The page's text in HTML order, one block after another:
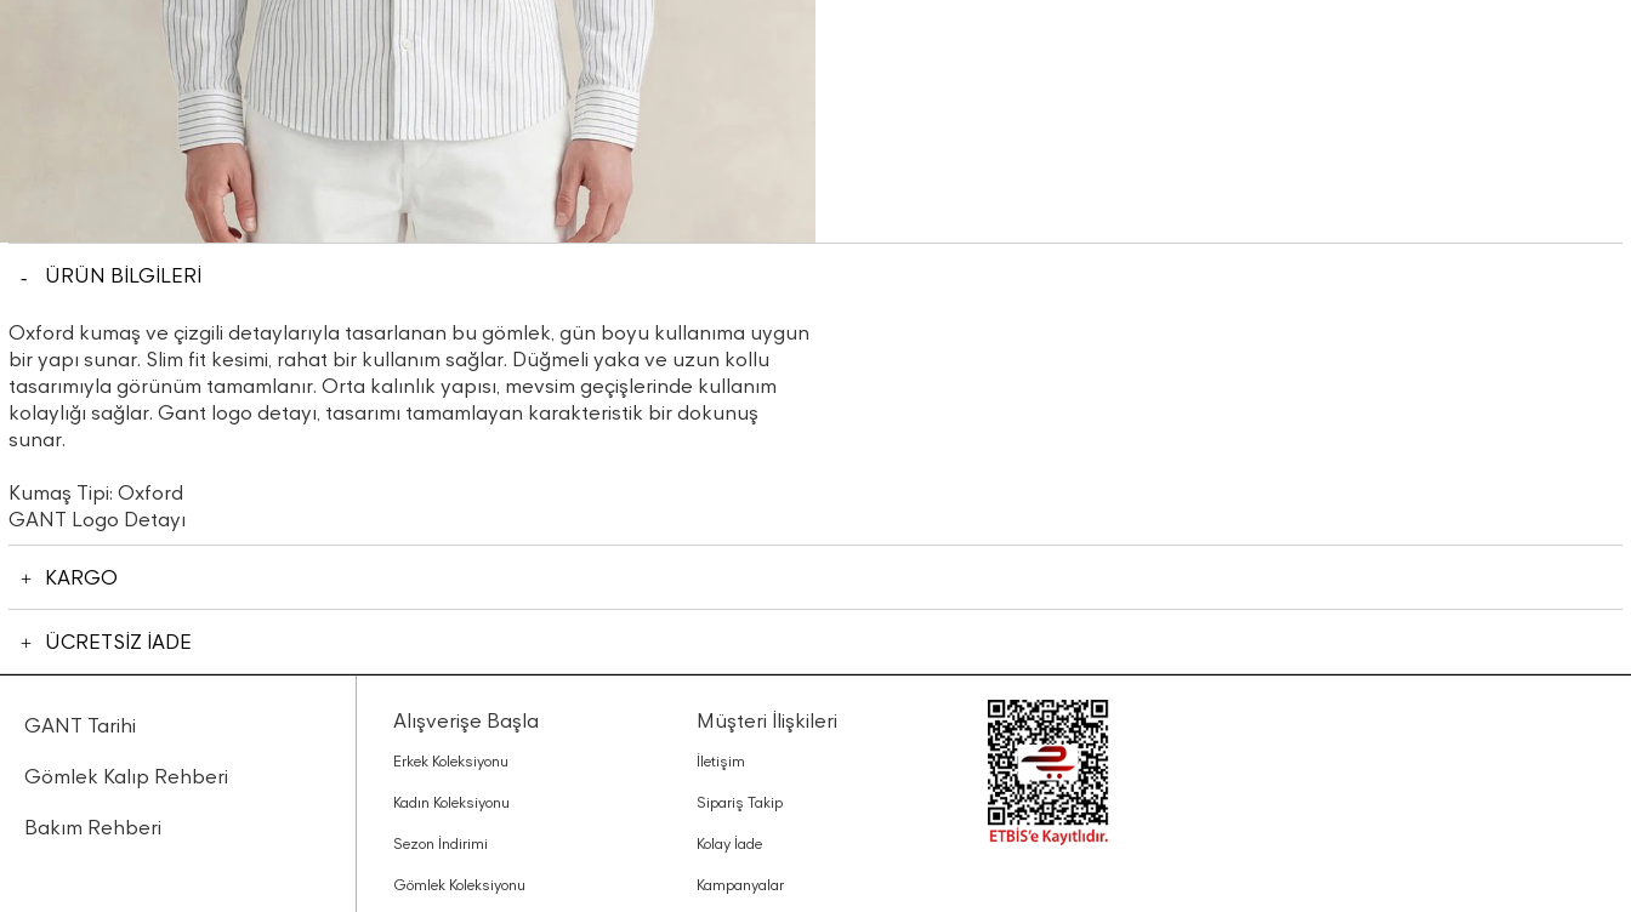
ÜRÜN BİLGİLERİ
Oxford kumaş ve çizgili detaylarıyla tasarlanan bu gömlek, gün boyu kullanıma uygun
bir yapı sunar. Slim fit kesimi, rahat bir kullanım sağlar. Düğmeli yaka ve uzun kollu
tasarımıyla görünüm tamamlanır. Orta kalınlık yapısı, mevsim geçişlerinde kullanım
kolaylığı sağlar. Gant logo detayı, tasarımı tamamlayan karakteristik bir dokunuş
sunar.
Kumaş Tipi: Oxford
GANT Logo Detayı
KARGO
ÜCRETSİZ İADE
GANT Tarihi
Gömlek Kalıp Rehberi
Bakım Rehberi
Alışverişe Başla
Erkek Koleksiyonu
Kadın Koleksiyonu
Sezon İndirimi
Gömlek Koleksiyonu
Müşteri İlişkileri
İletişim
Sipariş Takip
Kolay İade
Kampanyalar